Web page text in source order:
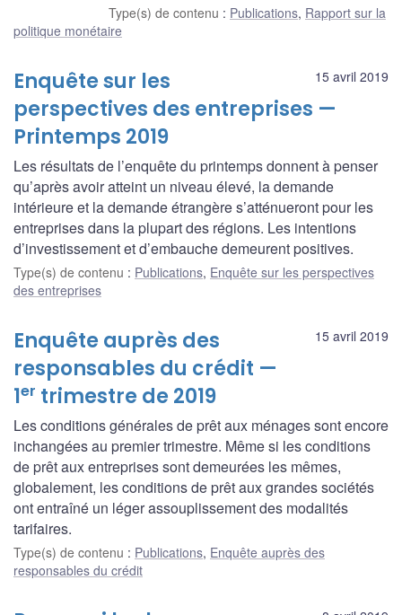
Type(s) de contenu : Publications, Rapport sur la
politique monétaire
15 avril 2019
Enquête sur les
perspectives des entreprises —
Printemps 2019
Les résultats de l’enquête du printemps donnent à penser
qu’après avoir atteint un niveau élevé, la demande
intérieure et la demande étrangère s’atténueront pour les
entreprises dans la plupart des régions. Les intentions
d’investissement et d’embauche demeurent positives.
Type(s) de contenu : Publications, Enquête sur les perspectives
des entreprises
15 avril 2019
Enquête auprès des
responsables du crédit —
1er trimestre de 2019
Les conditions générales de prêt aux ménages sont encore
inchangées au premier trimestre. Même si les conditions
de prêt aux entreprises sont demeurées les mêmes,
globalement, les conditions de prêt aux grandes sociétés
ont entraîné un léger assouplissement des modalités
tarifaires.
Type(s) de contenu : Publications, Enquête auprès des
responsables du crédit